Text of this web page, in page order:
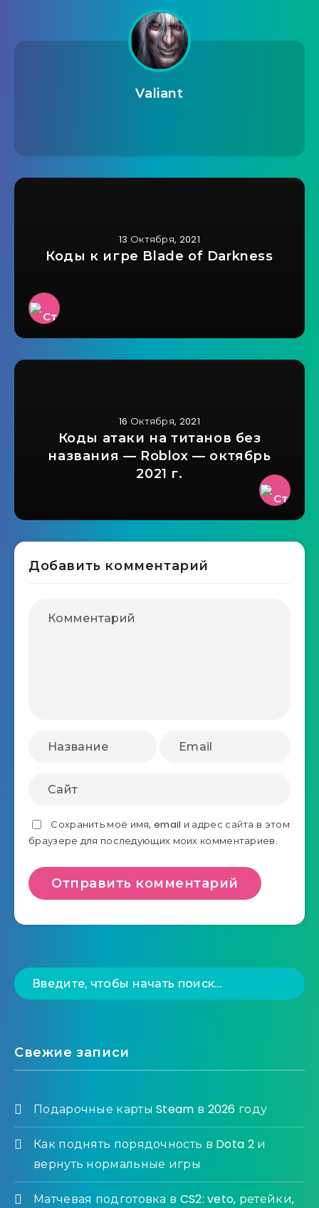
Valiant
13 Октября, 2021
Коды к игре Blade of Darkness
16 Октября, 2021
Коды атаки на титанов без
названия — Roblox — октябрь
2021 г.
Добавить комментарий
Сохранить моё имя, email и адрес сайта в этом
браузере для последующих моих комментариев.
Свежие записи
Подарочные карты Steam в 2026 году
Как поднять порядочность в Dota 2 и
вернуть нормальные игры
Матчевая подготовка в CS2: veto, ретейки,